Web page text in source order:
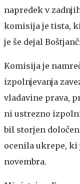
napredek v
komisija je tista,
je še dejal
Komisija je
izpolnjevanja
vladavine prava,
ni ustrezno
bil storjen
ocenila ukrepe, ki
novembra.